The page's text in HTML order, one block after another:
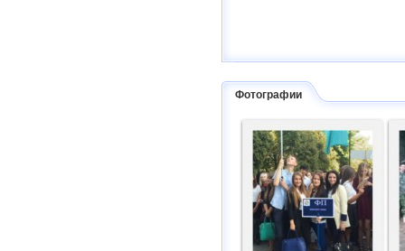
Фотографии